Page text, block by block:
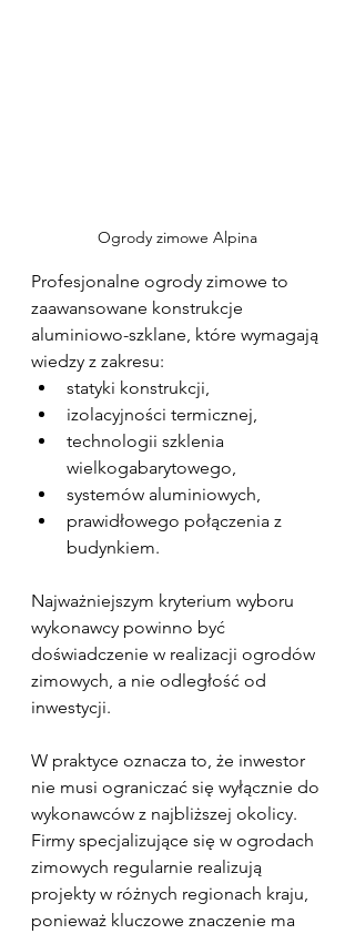
Ogrody zimowe Alpina
Profesjonalne ogrody zimowe to
zaawansowane konstrukcje
aluminiowo-szklane, które wymagają
wiedzy z zakresu:
statyki konstrukcji,
izolacyjności termicznej,
technologii szklenia
wielkogabarytowego,
systemów aluminiowych,
prawidłowego połączenia z
budynkiem.
Najważniejszym kryterium wyboru
wykonawcy powinno być
doświadczenie w realizacji ogrodów
zimowych, a nie odległość od
inwestycji.
W praktyce oznacza to, że inwestor
nie musi ograniczać się wyłącznie do
wykonawców z najbliższej okolicy.
Firmy specjalizujące się w ogrodach
zimowych regularnie realizują
projekty w różnych regionach kraju,
ponieważ kluczowe znaczenie ma